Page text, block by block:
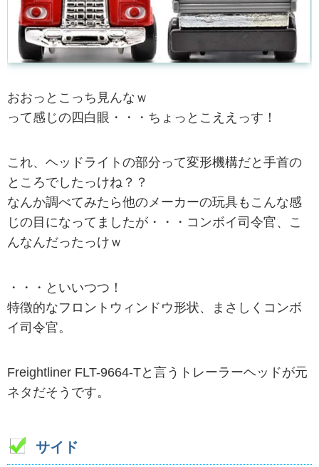
おおっとこっち見んなｗ
って感じの四白眼・・・ちょっとこええっす！
これ、ヘッドライトの部分って変形機構だと手首の
ところでしたっけね？？
なんか調べてみたら他のメーカーの玩具もこんな感
じの目になってましたが・・・コンボイ司令官、こ
んなんだったっけｗ
・・・といいつつ！
特徴的なフロントウィンドウ形状、まさしくコンボ
イ司令官。
Freightliner FLT-9664-Tと言うトレーラーヘッドが元
ネタだそうです。
サイド